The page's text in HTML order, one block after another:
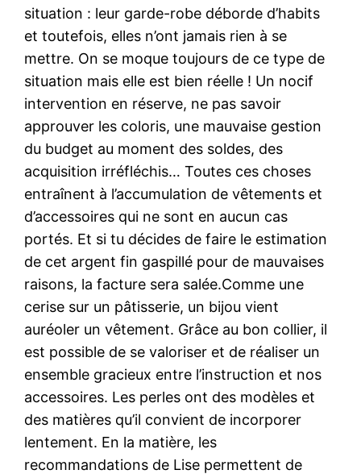
situation : leur garde-robe déborde d’habits
et toutefois, elles n’ont jamais rien à se
mettre. On se moque toujours de ce type de
situation mais elle est bien réelle ! Un nocif
intervention en réserve, ne pas savoir
approuver les coloris, une mauvaise gestion
du budget au moment des soldes, des
acquisition irréfléchis… Toutes ces choses
entraînent à l’accumulation de vêtements et
d’accessoires qui ne sont en aucun cas
portés. Et si tu décides de faire le estimation
de cet argent fin gaspillé pour de mauvaises
raisons, la facture sera salée.Comme une
cerise sur un pâtisserie, un bijou vient
auréoler un vêtement. Grâce au bon collier, il
est possible de se valoriser et de réaliser un
ensemble gracieux entre l’instruction et nos
accessoires. Les perles ont des modèles et
des matières qu’il convient de incorporer
lentement. En la matière, les
recommandations de Lise permettent de